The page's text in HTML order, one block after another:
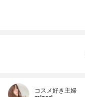
コスメ好き主婦